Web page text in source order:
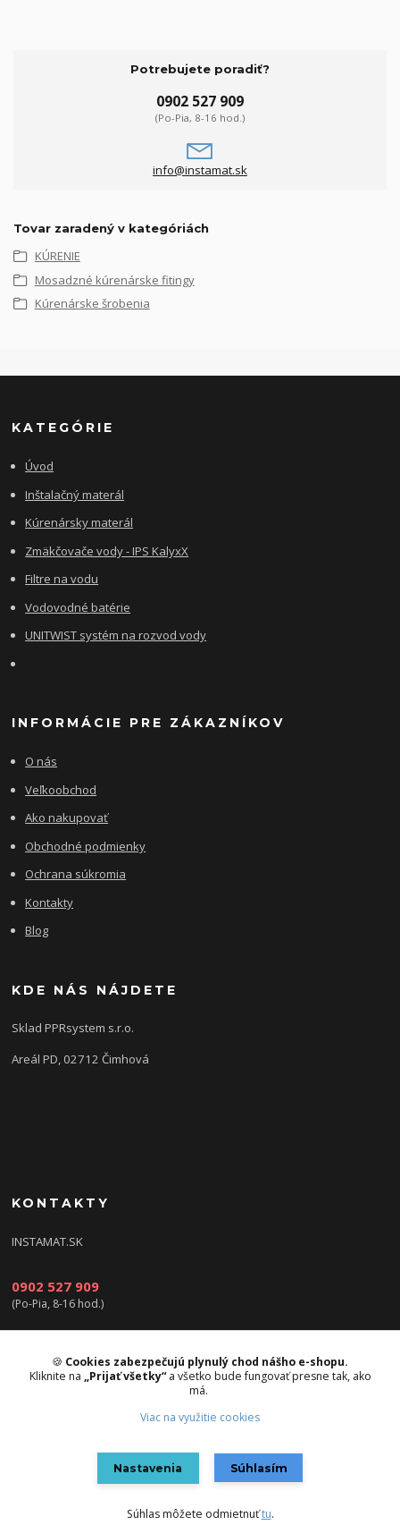
Potrebujete poradiť?
0902 527 909
(Po-Pia, 8-16 hod.)
info@instamat.sk
Tovar zaradený v kategóriách
KÚRENIE
Mosadzné kúrenárske fitingy
Kúrenárske šrobenia
KATEGÓRIE
Úvod
Inštalačný materál
Kúrenársky materál
Zmäkčovače vody - IPS KalyxX
Filtre na vodu
Vodovodné batérie
UNITWIST systém na rozvod vody
INFORMÁCIE PRE ZÁKAZNÍKOV
O nás
Veľkoobchod
Ako nakupovať
Obchodné podmienky
Ochrana súkromia
Kontakty
Blog
KDE NÁS NÁJDETE
Sklad PPRsystem s.r.o.
Areál PD, 02712 Čimhová
KONTAKTY
INSTAMAT.SK
0902 527 909
(Po-Pia, 8-16 hod.)
info@instamat.sk
🍪 Cookies zabezpečujú plynulý chod nášho e-shopu.
Kliknite na „Prijať všetky“a všetko bude fungovať presne tak, ako
má.
Viac na využitie cookies
Nastavenia Súhlasím
Súhlas môžete odmietnuťtu.